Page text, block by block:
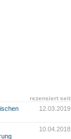
rezensiert seit
12.03.2019
10.04.2018